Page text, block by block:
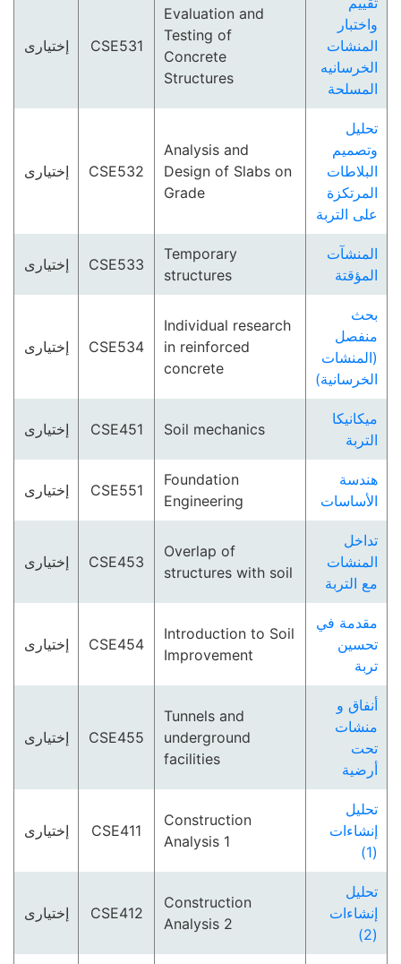
واختبار
المنشات
الخرسانيه
المسلحة
Evaluation and
Testing of
Concrete
Structures
CSE531 إختيارى
تحليل
وتصميم
البلاطات
المرتكزة
على التربة
Analysis and
Design of Slabs on
Grade
CSE532 إختيارى
المنشآت
المؤقتة
Temporary
structures
CSE533 إختيارى
بحث
منفصل
(المنشات
الخرسانية)
Individual research
in reinforced
concrete
CSE534 إختيارى
ميكانيكا
التربة
Soil mechanics
CSE451 إختيارى
هندسة
الأساسات
Foundation
Engineering
CSE551 إختيارى
تداخل
المنشات
مع التربة
Overlap of
structures with soil
CSE453 إختيارى
مقدمة في
تحسين
تربة
Introduction to Soil
Improvement
CSE454 إختيارى
أنفاق و
منشات
تحت
أرضية
Tunnels and
underground
facilities
CSE455 إختيارى
تحليل
إنشاءات
(1)
Construction
Analysis 1
CSE411 إختيارى
تحليل
إنشاءات
(2)
Construction
Analysis 2
CSE412 إختيارى